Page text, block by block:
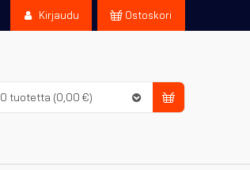
Kirjaudu Ostoskori
0 tuotetta (0,00 €)